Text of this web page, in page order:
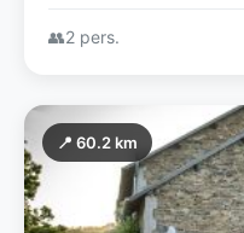
👥2 pers.
📍 60.2 km